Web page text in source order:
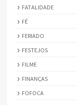
FATALIDADE
FÉ
FERIADO
FESTEJOS
FILME
FINANÇAS
FOFOCA